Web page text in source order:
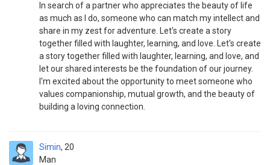
In search of a partner who appreciates the beauty of life
as much as I do, someone who can match my intellect and
share in my zest for adventure. Let's create a story
together filled with laughter, learning, and love. Let's create
a story together filled with laughter, learning, and love, and
let our shared interests be the foundation of our journey.
I'm excited about the opportunity to meet someone who
values companionship, mutual growth, and the beauty of
building a loving connection.
Simin
Man
20